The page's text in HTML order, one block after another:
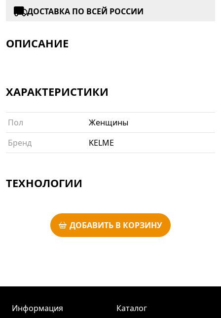
ДОСТАВКА ПО ВСЕЙ РОССИИ
ОПИСАНИЕ
ХАРАКТЕРИСТИКИ
Пол
Женщины
Бренд
KELME
ТЕХНОЛОГИИ
ДОБАВИТЬ В КОРЗИНУ
Информация
Каталог